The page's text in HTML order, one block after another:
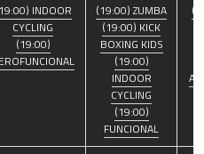
INDOOR
CYCLING
(19:00)
(19:00) ZUMBA
(19:00) KICK
BOXING KIDS
(19:00)
INDOOR
CYCLING
(19:00)
FUNCIONAL